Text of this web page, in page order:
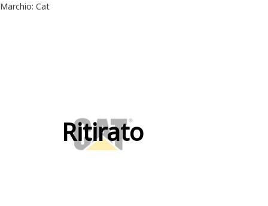
Marchio: Cat
Ritirato